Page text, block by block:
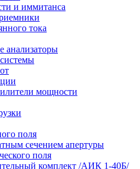
и иммитанса
тока
анализаторы
мощности
поля
сечением апертуры
поля
комплект /АИК 1-40Б/